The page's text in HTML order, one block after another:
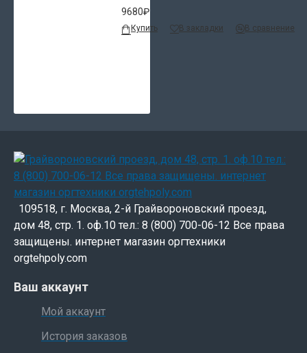
9680₽
Купить В закладки В сравнение
109518, г. Москва, 2-й Грайвороновский проезд,
дом 48, стр. 1. оф.10 тел.: 8 (800) 700-06-12 Все права
защищены. интернет магазин оргтехники
orgtehpoly.com
Ваш аккаунт
Мой аккаунт
История заказов